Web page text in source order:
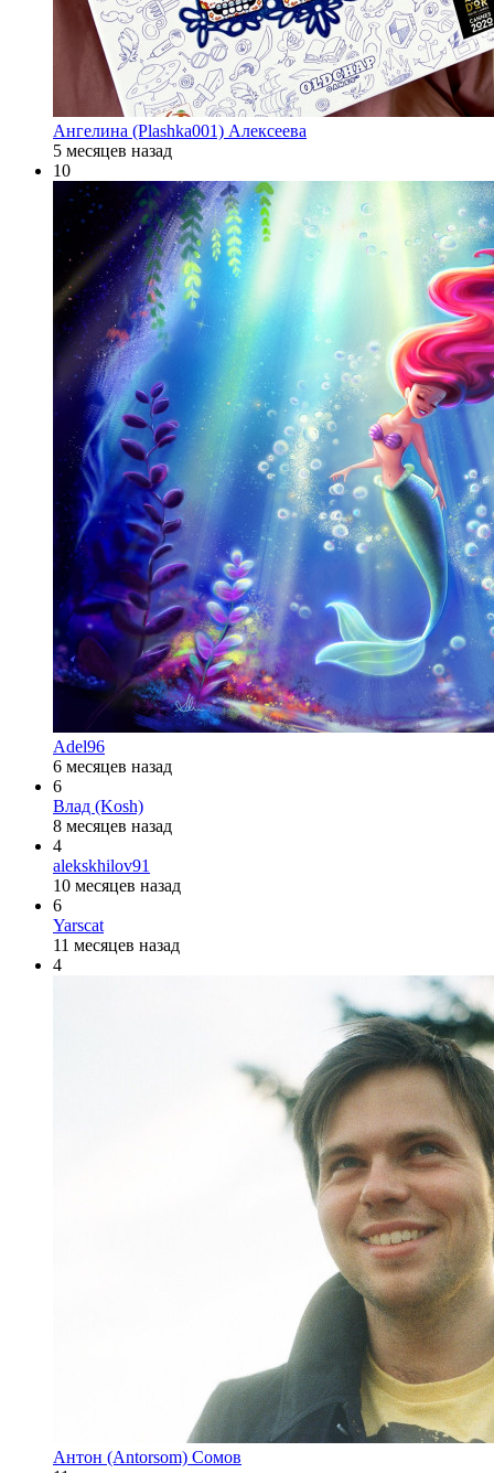
Ангелина (Plashka001) Алексеева
5 месяцев назад
10
Adel96
6 месяцев назад
6
Влад (Kosh)
8 месяцев назад
4
alekskhilov91
10 месяцев назад
6
Yarscat
11 месяцев назад
4
Антон (Antorsom) Сомов